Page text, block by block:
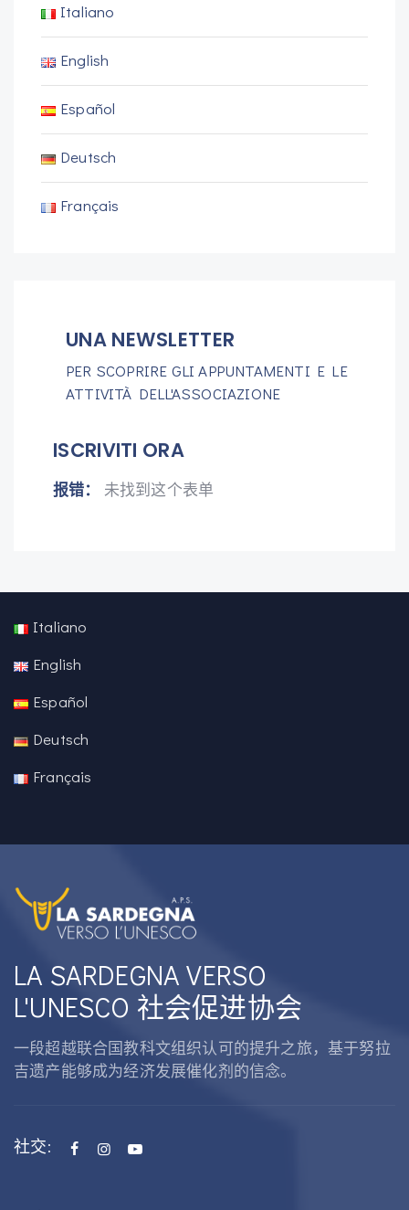
Italiano
English
Español
Deutsch
Français
UNA NEWSLETTER
PER SCOPRIRE GLI APPUNTAMENTI E LE
ATTIVITÀ DELL'ASSOCIAZIONE
ISCRIVITI ORA
报错： 未找到这个表单
Italiano
English
Español
Deutsch
Français
LA SARDEGNA VERSO
L'UNESCO 社会促进协会
一段超越联合国教科文组织认可的提升之旅，基于努拉
吉遗产能够成为经济发展催化剂的信念。
社交: